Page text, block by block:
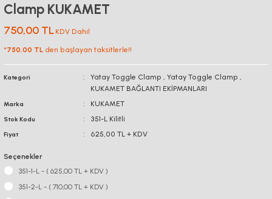
Clamp KUKAMET
750,00 TL KDV Dahil
*750,00 TL den başlayan taksitlerle!!
Kategori Yatay Toggle Clamp , Yatay Toggle Clamp ,
KUKAMET BAĞLANTI EKİPMANLARI
Marka KUKAMET
Stok Kodu 351-L Kilitli
Fiyat 625,00 TL + KDV
Seçenekler
351-1-L - ( 625,00 TL + KDV )
351-2-L - ( 710,00 TL + KDV )